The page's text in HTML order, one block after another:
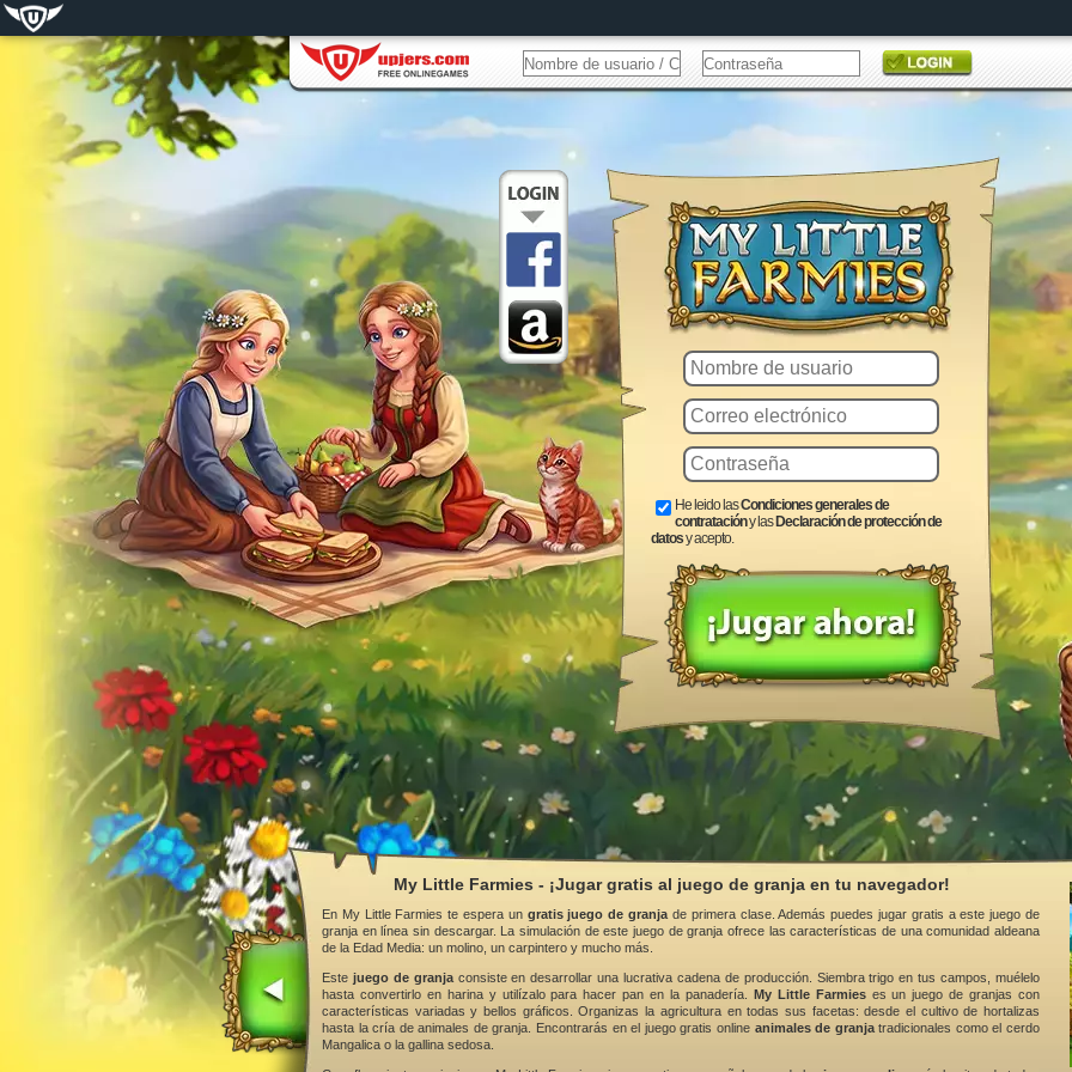
He leido lasCondiciones generales de
contratacióny las Declaración de protección de
datosy acepto.
My Little Farmies - ¡Jugar gratis al juego de granja en tu navegador!
En My Little Farmies te espera un gratis juego de granja de primera clase. Además puedes jugar gratis a este juego de
granja en línea sin descargar. La simulación de este juego de granja ofrece las características de una comunidad aldeana
de la Edad Media: un molino, un carpintero y mucho más.
Este juego de granjaconsiste en desarrollar una lucrativa cadena de producción. Siembra trigo en tus campos, muélelo
hasta convertirlo en harina y utilízalo para hacer pan en la panadería. My Little Farmieses un juego de granjas con
características variadas y bellos gráficos. Organizas la agricultura en todas sus facetas: desde el cultivo de hortalizas
hasta la cría de animales de granja. Encontrarás en el juego gratis online animales de granjatradicionales como el cerdo
Mangalica o la gallina sedosa.